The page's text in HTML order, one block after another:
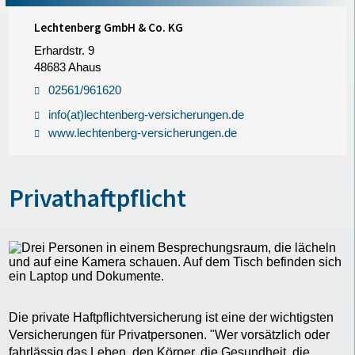
Lechtenberg GmbH & Co. KG
Erhardstr. 9
48683 Ahaus
02561/961620
info(at)lechtenberg-versicherungen.de
www.lechtenberg-versicherungen.de
Privathaftpflicht
Die private Haftpflichtversicherung ist eine der wichtigsten
Versicherungen für Privatpersonen. "Wer vorsätzlich oder